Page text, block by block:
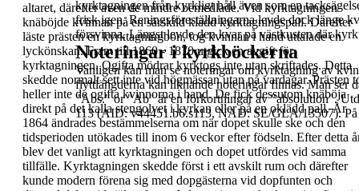
kyrktagningen från kyrkligt håll även som en
frisk igen.Reningsföreställningarna levde dock länge
försvinna. Längst levde den kvar på västkusten där
Noteringar i kyrkböckerna
Vanligen kan man se noteringar om kyrktagning av
flyttlängdernakan liknande noteringar finnas. Man ser
"Abs." or "Ab" är enförkortningar av "absolution".
113 (AID:v44451.b6.s113, NAD: SE/GLA/13507).
altaret, därefter även de mindrebemedlade. Vid kyrktagningen
knäböjde kvinnan på en särskildklädd kyrktagningspall. Därefter
läste prästen enkyrktagningbön, tog kvinnan i hand uttalade en
lyckönskan. Fram till 1860 - 1870 utgick en avgift för
kyrktagningen.Ogifta mödrarkyrktogs inte utanskriftades. Detta
skedde normalt sett inte vid högmässan utan påvardagar. Prästen
heller inte de ogiftakvinnorna i hand. De fick dessutom knäböja
direkt på det kalla stengolvet i kyrkan eller på en okläddpall.År
1864 ändrades bestämmelserna om när dopet skulle ske och den
tidsperioden utökades till inom 6 veckor efter födseln. Efter detta
blev det vanligt att kyrktagningen och dopet utfördes vid samma
tillfälle. Kyrktagningen skedde först i ett avskilt rum och därefter
kunde modern förena sig med dopgästerna vid dopfunten och